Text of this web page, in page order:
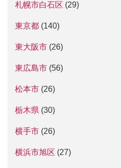
札幌市白石区 (29)
東京都 (140)
東大阪市 (26)
東広島市 (56)
松本市 (26)
栃木県 (30)
横手市 (26)
横浜市旭区 (27)